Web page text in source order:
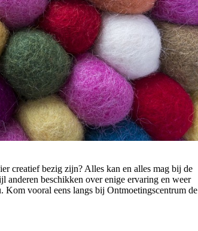
creatief bezig zijn? Alles kan en alles mag bij de
anderen beschikken over enige ervaring en weer
Kom vooral eens langs bij Ontmoetingscentrum de